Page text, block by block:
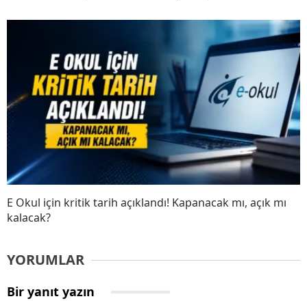
E Okul için kritik tarih açıklandı! Kapanacak mı, açık mı
kalacak?
YORUMLAR
Bir yanıt yazın